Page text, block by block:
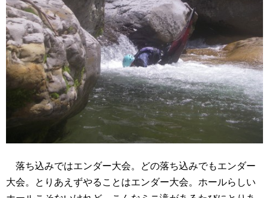
落ち込みではエンダー大会。どの落ち込みでもエンダー
大会。とりあえずやることはエンダー大会。ホールらしい